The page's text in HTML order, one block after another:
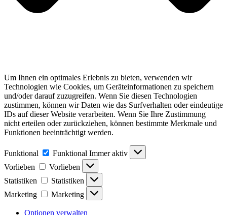
Um Ihnen ein optimales Erlebnis zu bieten, verwenden wir
Technologien wie Cookies, um Geräteinformationen zu speichern
und/oder darauf zuzugreifen. Wenn Sie diesen Technologien
zustimmen, können wir Daten wie das Surfverhalten oder eindeutige
IDs auf dieser Website verarbeiten. Wenn Sie Ihre Zustimmung
nicht erteilen oder zurückziehen, können bestimmte Merkmale und
Funktionen beeinträchtigt werden.
Funktional Funktional Immer aktiv
Vorlieben
Vorlieben
Statistiken
Statistiken
Marketing
Marketing
Optionen verwalten